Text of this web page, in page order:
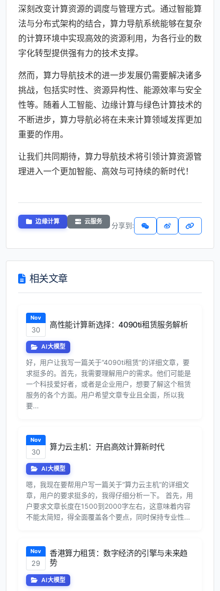
深刻改变计算资源的调度与管理方式。通过智能算
法与分布式架构的结合，算力导航系统能够在复杂
的计算环境中实现高效的资源利用，为各行业的数
字化转型提供强有力的技术支撑。
然而，算力导航技术的进一步发展仍需要解决诸多
挑战，包括实时性、资源异构性、能源效率与安全
性等。随着人工智能、边缘计算与绿色计算技术的
不断进步，算力导航必将在未来计算领域发挥更加
重要的作用。
让我们共同期待，算力导航技术将引领计算资源管
理进入一个更加智能、高效与可持续的新时代！
边缘计算 云服务 分享到:
相关文章
Nov
30
高性能计算新选择：4090ti租赁服务解析
AI大模型
好，用户让我写一篇关于“4090ti租赁”的详细文章，要
求挺多的。首先，我需要理解用户的需求。他们可能是
一个科技爱好者，或者是企业用户，想要了解这个租赁
服务的各个方面。用户希望文章专业且全面，所以我
要...
Nov
30
算力云主机：开启高效计算新时代
AI大模型
嗯，我现在要帮用户写一篇关于“算力云主机”的详细文
章，用户的要求挺多的，我得仔细分析一下。 首先，用
户要求文章长度在1500到2000字左右，这意味着内容
不能太简短，得全面覆盖各个要点，同时保持专业性...
Nov
29
香港算力租赁：数字经济的引擎与未来趋
势
AI大模型